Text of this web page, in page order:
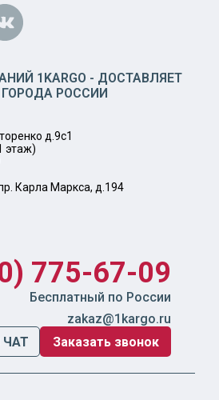
1KARGO - ДОСТАВЛЯЕТ
РОССИИ
д.9с1
этаж)
Карла Маркса, д.194
775-67-09
Бесплатный по России
zakaz@1kargo.ru
ЧАТ
Заказать звонок